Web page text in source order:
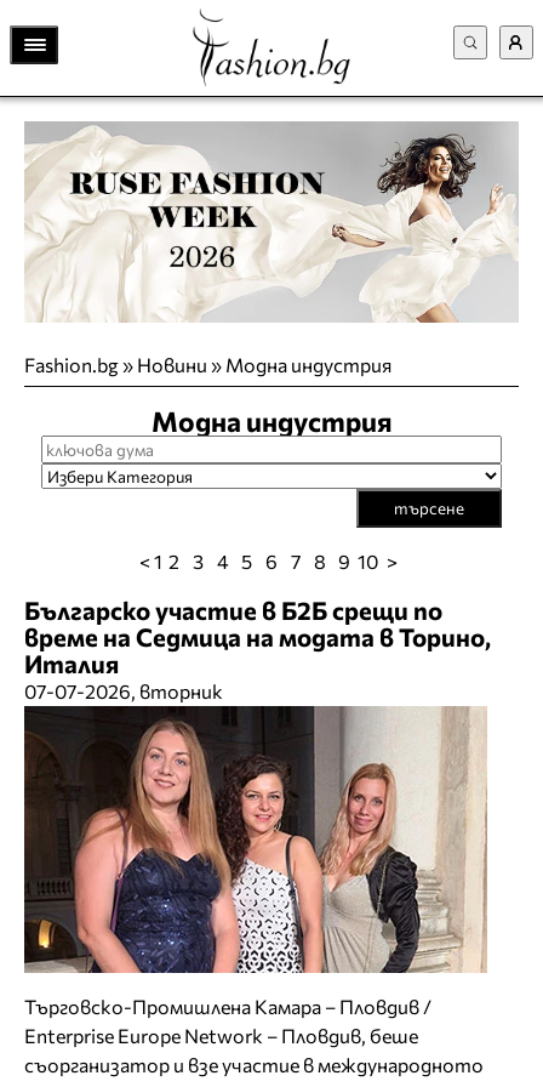
Fashion.bg» Новини » Модна индустрия
Модна индустрия
търсене
< 1 2 3 4 5 6 7 8 9 10 >
Българско участие в Б2Б срещи по
време на Седмица на модата в Торино,
Италия
07-07-2026, вторник
Търговско-Промишлена Камара – Пловдив /
Enterprise Europe Network – Пловдив, беше
съорганизатор и взе участие в международното